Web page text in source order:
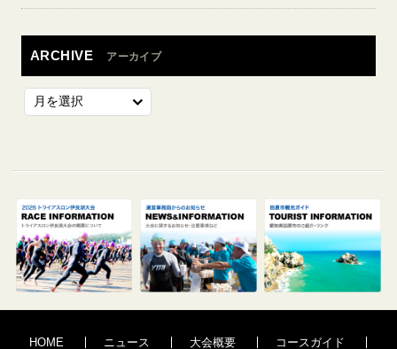
ARCHIVE アーカイブ
HOME ニュース 大会概要 コースガイド